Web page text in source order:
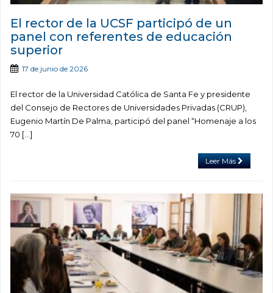
El rector de la UCSF participó de un
panel con referentes de educación
superior
17 de junio de 2026
El rector de la Universidad Católica de Santa Fe y presidente
del Consejo de Rectores de Universidades Privadas (CRUP),
Eugenio Martín De Palma, participó del panel “Homenaje a los
70 […]
Leer Más